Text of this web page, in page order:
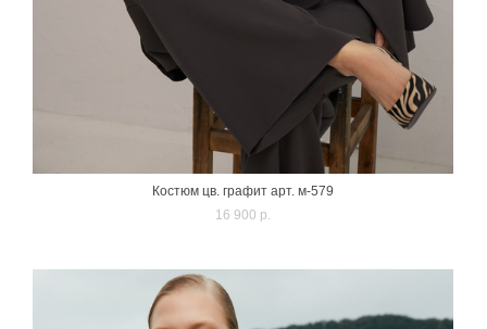
Костюм цв. графит арт. м-579
16 900 p.